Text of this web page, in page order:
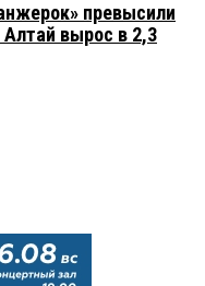
превысили
Алтай вырос в 2,3